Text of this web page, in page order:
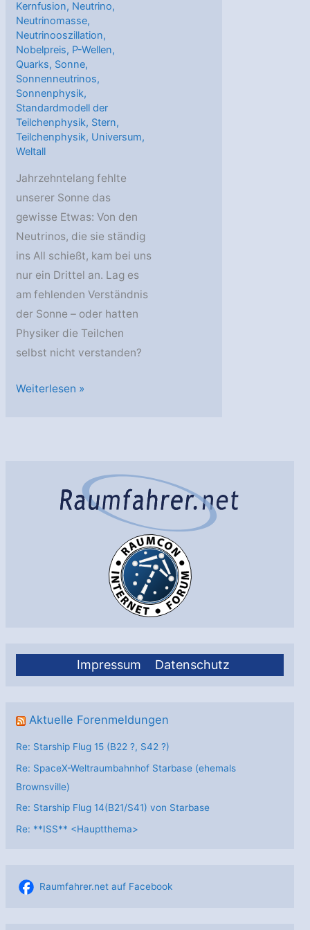
Impressum Datenschutz
Aktuelle Forenmeldungen
Re: Starship Flug 15 (B22 ?, S42 ?)
Re: SpaceX-Weltraumbahnhof Starbase (ehemals
Brownsville)
Re: Starship Flug 14(B21/S41) von Starbase
Re: **ISS** <Hauptthema>
Raumfahrer.net auf Facebook
Kernfusion, Neutrino,
Neutrinomasse,
Neutrinooszillation,
Nobelpreis, P-Wellen,
Quarks, Sonne,
Sonnenneutrinos,
Sonnenphysik,
Standardmodell der
Teilchenphysik, Stern,
Teilchenphysik, Universum,
Weltall
Jahrzehntelang fehlte
unserer Sonne das
gewisse Etwas: Von den
Neutrinos, die sie ständig
ins All schießt, kam bei uns
nur ein Drittel an. Lag es
am fehlenden Verständnis
der Sonne – oder hatten
Physiker die Teilchen
selbst nicht verstanden?
AstroGeo
Weiterlesen »